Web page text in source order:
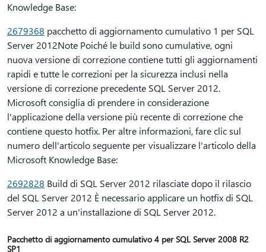
Knowledge Base:
2679368 pacchetto di aggiornamento cumulativo 1 per SQL
Server 2012Note Poiché le build sono cumulative, ogni
nuova versione di correzione contiene tutti gli aggiornamenti
rapidi e tutte le correzioni per la sicurezza inclusi nella
versione di correzione precedente SQL Server 2012.
Microsoft consiglia di prendere in considerazione
l'applicazione della versione più recente di correzione che
contiene questo hotfix. Per altre informazioni, fare clic sul
numero dell'articolo seguente per visualizzare l'articolo della
Microsoft Knowledge Base:
2692828 Build di SQL Server 2012 rilasciate dopo il rilascio
del SQL Server 2012 È necessario applicare un hotfix di SQL
Server 2012 a un'installazione di SQL Server 2012.
Pacchetto di aggiornamento cumulativo 4 per SQL Server 2008 R2
SP1